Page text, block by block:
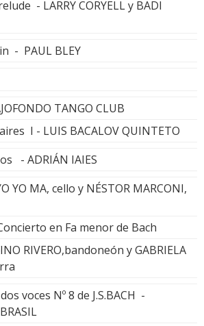
- LARRY CORYELL y BADI
- PAUL BLEY
TANGO CLUB
I - LUIS BACALOV QUINTETO
- ADRIÁN IAIES
MA, cello y NÉSTOR MARCONI,
en Fa menor de Bach
RIVERO,bandoneón y GABRIELA
voces Nº 8 de J.S.BACH -